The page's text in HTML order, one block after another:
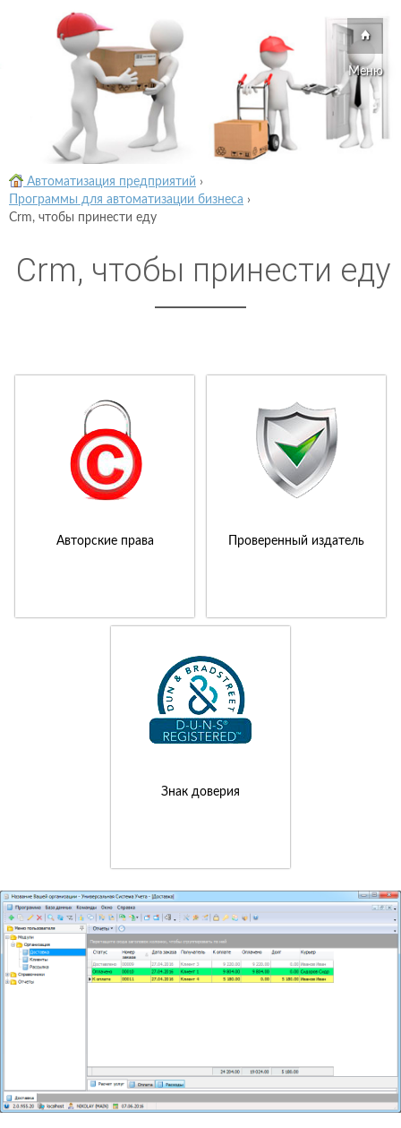
Меню
Автоматизация предприятий ›
Программы для автоматизации бизнеса ›
Crm, чтобы принести еду
Crm, чтобы принести еду
Авторские права Проверенный издатель
Знак доверия